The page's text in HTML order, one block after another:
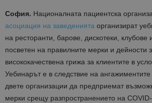
София. Националната пациентска
асоциация на заведенията организират
на ресторанти, барове, дискотеки,
посветен на правилните мерки и дейности
висококачествена грижа за клиентите в
Уебинарът е в следствие на
двете организации да предприемат
мерки срещу разпространението на